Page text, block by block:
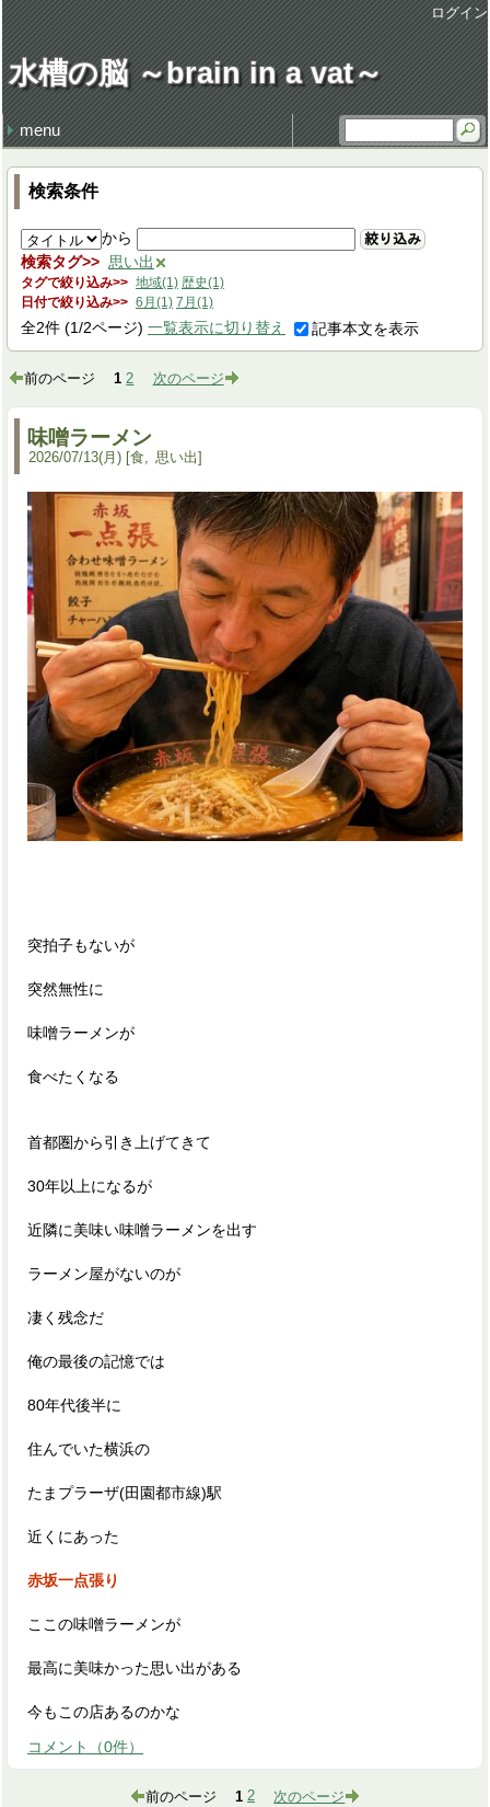
ログイン
水槽の脳 ～brain in a vat～
menu
最近の記事
地獄の行軍
休日飲み
3代目クラウン
Sadness
味噌ラーメン
最近のコメント
謹賀新年 system admin
タグ健康・病気 (106)
仕事 (35)
職場 (21)
意見 (9)
食 (59)
時事 (37)
交通 (14)
地域 (61)
映画 (23)
音楽 (34)
趣味 (36)
書籍 (4)
宇宙 (8)
家族 (45)
文化 (69)
その他 (20)
デザイン (8)
流行 (7)
住 (6)
レトロ (27)
技術 (22)
言葉 (9)
季節 (19)
行事 (20)
生活 (39)
天気・気象 (11)
酒 (14)
精神 (46)
自然 (8)
モノ・道具 (8)
歴史 (14)
政治 (4)
旅行 (31)
文学 (1)
植物 (3)
スポーツ (6)
思い出 (2)
検索条件
から 絞り込み
検索タグ 思い出
タグで絞り込み 地域(1) 歴史(1)
日付で絞り込み
6月(1) 7月(1)
全2件 (1/2ページ) 一覧表示に切り替え 記事本文を表示
前のページ 1 2 次のページ
味噌ラーメン
2026/07/13(月) 食 思い出
突拍子もないが
突然無性に
味噌ラーメンが
食べたくなる
首都圏から引き上げてきて
30年以上になるが
近隣に美味い味噌ラーメンを出す
ラーメン屋がないのが
凄く残念だ
俺の最後の記憶では
80年代後半に
住んでいた横浜の
たまプラーザ(田園都市線)駅
近くにあった
赤坂一点張り
ここの味噌ラーメンが
最高に美味かった思い出がある
今もこの店あるのかな
コメント
（0件）
前のページ 1 2 次のページ